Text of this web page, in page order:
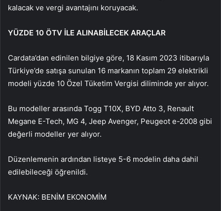
kalacak ve vergi avantajını koruyacak.
YÜZDE 10 ÖTV İLE ALINABİLECEK ARAÇLAR
Cardata’dan edinilen bilgiye göre, 18 Kasım 2023 itibarıyla
Türkiye’de satışa sunulan 16 markanın toplam 29 elektrikli
modeli yüzde 10 Özel Tüketim Vergisi diliminde yer alıyor.
Bu modeller arasında Togg T10X, BYD Atto 3, Renault
Megane E-Tech, MG 4, Jeep Avenger, Peugeot e-2008 gibi
değerli modeller yer alıyor.
Düzenlemenin ardından listeye 5-6 modelin daha dahil
edilebileceği öğrenildi.
KAYNAK: BENİM EKONOMİM